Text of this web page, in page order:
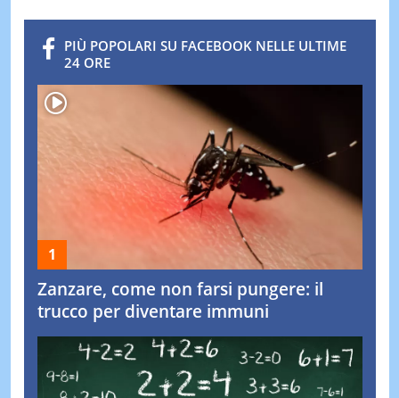
PIÙ POPOLARI SU FACEBOOK NELLE ULTIME
24 ORE
Zanzare, come non farsi pungere: il
trucco per diventare immuni